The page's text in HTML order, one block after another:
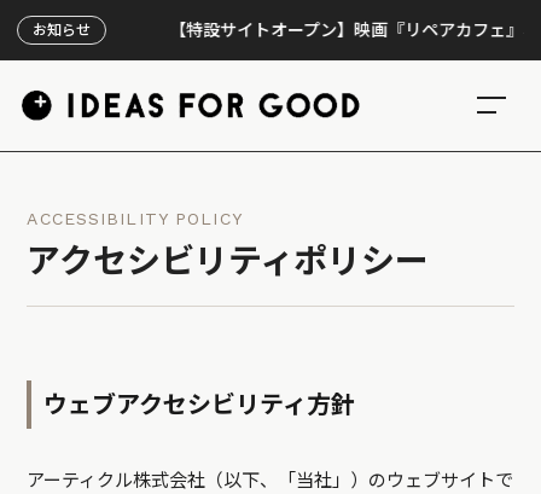
お知らせ 【特設サイトオープン】映画『リペアカフェ』、
ACCESSIBILITY POLICY
アクセシビリティポリシー
ウェブアクセシビリティ方針
アーティクル株式会社（以下、「当社」）のウェブサイトで